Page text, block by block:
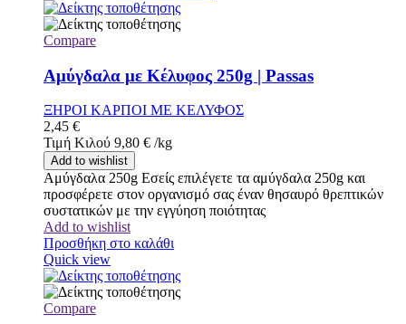
Compare
Αμύγδαλα με Κέλυφος 250g | Passas
ΞΗΡΟΙ ΚΑΡΠΟΙ ΜΕ ΚΕΛΥΦΟΣ
2,45 €
Τιμή Κιλού 9,80 € /kg
Add to wishlist
Αμύγδαλα 250g Εσείς επιλέγετε τα αμύγδαλα 250g και
προσφέρετε στον οργανισμό σας έναν θησαυρό θρεπτικών
συστατικών με την εγγύηση ποιότητας
Add to wishlist
Προσθήκη στο καλάθι
Quick view
Compare